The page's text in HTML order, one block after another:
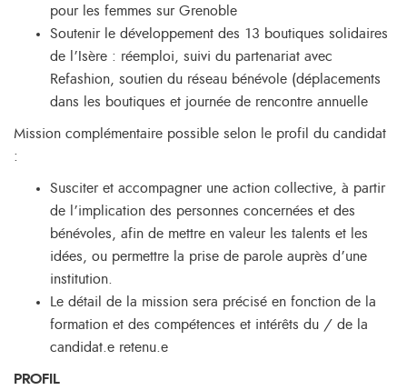
pour les femmes sur Grenoble
Soutenir le développement des 13 boutiques solidaires
de l’Isère : réemploi, suivi du partenariat avec
Refashion, soutien du réseau bénévole (déplacements
dans les boutiques et journée de rencontre annuelle
Mission complémentaire possible selon le profil du candidat
:
Susciter et accompagner une action collective, à partir
de l’implication des personnes concernées et des
bénévoles, afin de mettre en valeur les talents et les
idées, ou permettre la prise de parole auprès d’une
institution.
Le détail de la mission sera précisé en fonction de la
formation et des compétences et intérêts du / de la
candidat.e retenu.e
PROFIL